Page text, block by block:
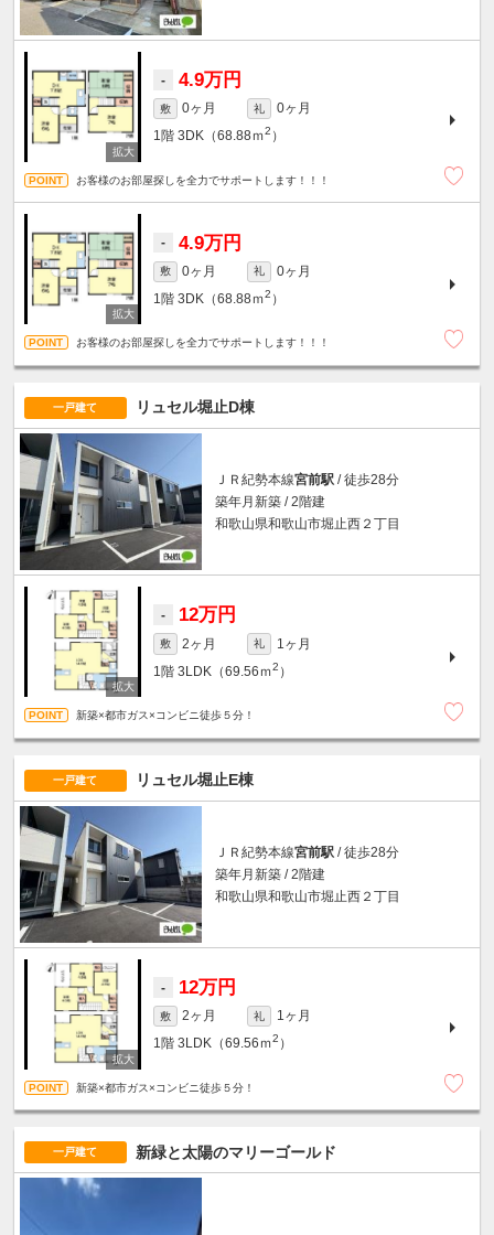
- 4.9万円
敷 0ヶ月 礼
0ヶ月
1階 3DK（68.88ｍ2 ）
お客様のお部屋探しを全力でサポートします！！！
- 4.9万円
敷 0ヶ月 礼
0ヶ月
1階 3DK（68.88ｍ2 ）
お客様のお部屋探しを全力でサポートします！！！
一戸建て リュセル堀止D棟
ＪＲ紀勢本線宮前駅 / 徒歩28分
築年月新築 / 2階建
和歌山県和歌山市堀止西２丁目
- 12万円
敷 2ヶ月 礼
1ヶ月
1階 3LDK（69.56ｍ2 ）
新築×都市ガス×コンビニ徒歩５分！
一戸建て リュセル堀止E棟
ＪＲ紀勢本線宮前駅 / 徒歩28分
築年月新築 / 2階建
和歌山県和歌山市堀止西２丁目
- 12万円
敷 2ヶ月 礼
1ヶ月
1階 3LDK（69.56ｍ2 ）
新築×都市ガス×コンビニ徒歩５分！
一戸建て 新緑と太陽のマリーゴールド